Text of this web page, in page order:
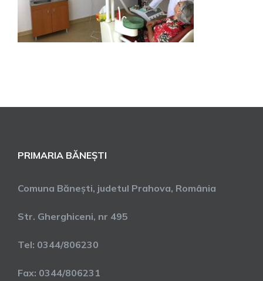
PRIMARIA BĂNEȘTI
Comuna Bănești, judetul Prahova, România
Str. Gherghiceni, nr 495
Tel: 0344/806230
Fax: 0344/806231